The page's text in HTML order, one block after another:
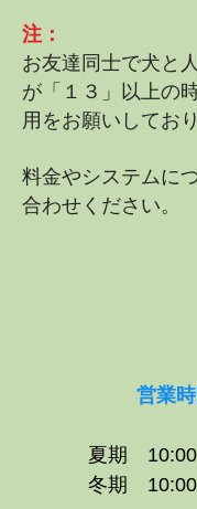
注：
お友達同士で犬と
が「１３」以上の
用をお願いしてお
料金やシステムに
合わせください。
営業
夏期 10:00
冬期 10:00